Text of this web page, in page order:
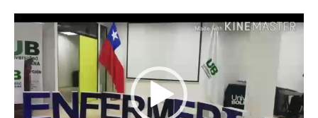
Reproductor
vídeo